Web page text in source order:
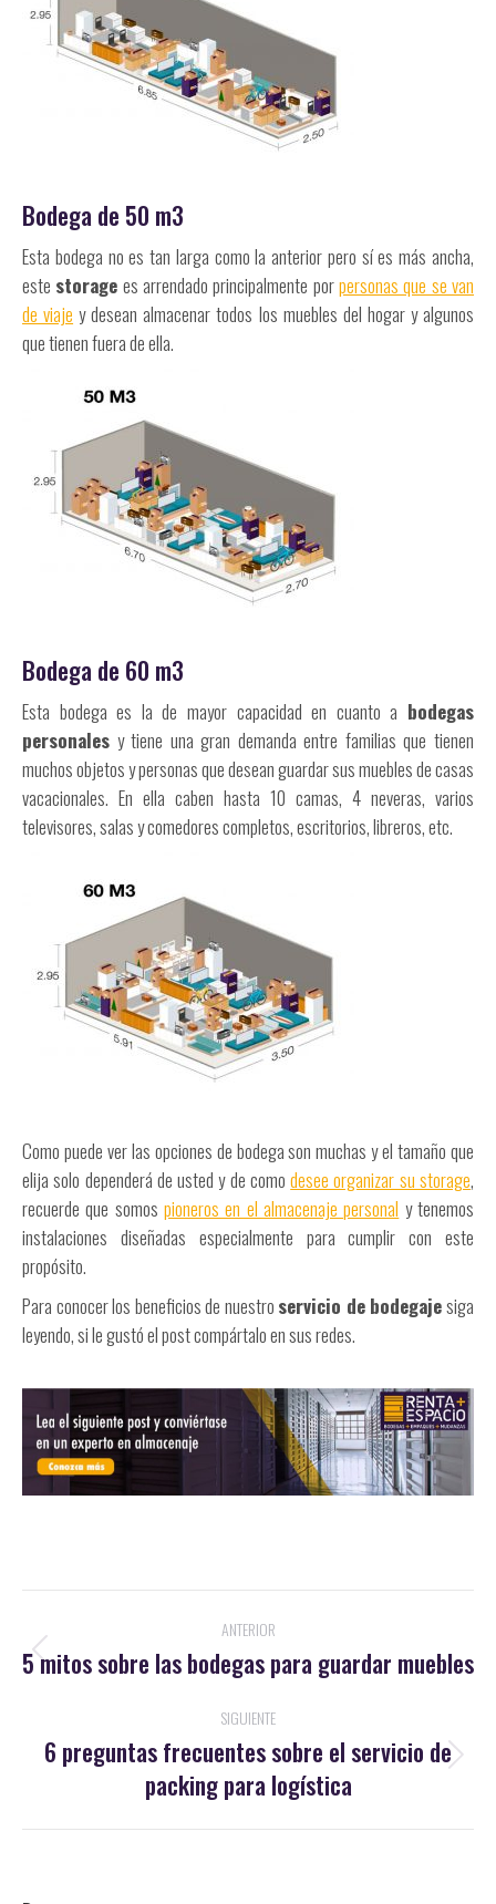
Bodega de 50 m3
Esta bodega no es tan larga como la anterior pero sí es más ancha,
este storage es arrendado principalmente porpersonas que se van
de viaje y desean almacenar todos los muebles del hogar y algunos
que tienen fuera de ella.
Bodega de 60 m3
Esta bodega es la de mayor capacidad en cuanto a bodegas
personales y tiene una gran demanda entre familias que tienen
muchos objetos y personas que desean guardar sus muebles de casas
vacacionales. En ella caben hasta 10 camas, 4 neveras, varios
televisores, salas y comedores completos, escritorios, libreros, etc.
Como puede ver las opciones de bodega son muchas y el tamaño que
elija solo dependerá de usted y de comodesee organizar su storage,
recuerde que somos pioneros en el almacenaje personal y tenemos
instalaciones diseñadas especialmente para cumplir con este
propósito.
Para conocer los beneficios de nuestro servicio de bodegajesiga
leyendo, si le gustó el post compártalo en sus redes.
entre
publicaciones
ANTERIOR
Publicación
5 mitos sobre las bodegas para guardar muebles
SIGUIENTE
Publicación
siguiente:
6 preguntas frecuentes sobre el servicio de
packing para logística